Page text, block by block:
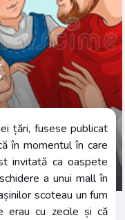
țări, fusese publicat
în momentul în care
invitată ca oaspete
a unui mall în
scoteau un fum
erau cu zecile și că